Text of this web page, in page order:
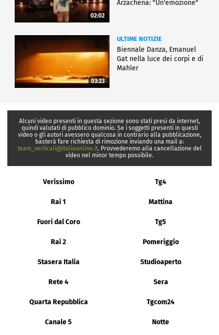
02:02
Arzachena: "Un'emozione"
03:23
ULTIME NOTIZIE
Biennale Danza, Emanuel
Gat nella luce dei corpi e di
Mahler
Alcuni video presenti in questa sezione sono stati presi da internet,
quindi valutati di pubblico dominio. Se i soggetti presenti in questi
video o gli autori avessero qualcosa in contrario alla pubblicazione,
basterà fare richiesta di rimozione inviando una mail a:
team_verticali@italiaonline.it. Provvederemo alla cancellazione del
video nel minor tempo possibile.
Verissimo Tg4
Rai 1 Mattina
Fuori dal Coro Tg5
Rai 2 Pomeriggio
Stasera Italia Studioaperto
Rete 4 Sera
Quarta Repubblica Tgcom24
Canale 5 Notte